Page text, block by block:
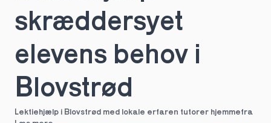
skræddersyet
elevens behov i
Blovstrød
Lektiehjælp i Blovstrød med lokale erfaren tutorer hjemmefra